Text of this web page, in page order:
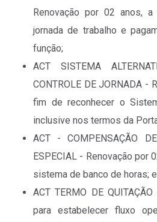
Renovação por 02 anos,
jornada de trabalho e
função;
ACT SISTEMA
CONTROLE DE JORNADA -
fim de reconhecer o
inclusive nos termos da
ACT - COMPENSAÇÃO
ESPECIAL - Renovação por
sistema de banco de horas; e
ACT TERMO DE
para estabelecer fluxo